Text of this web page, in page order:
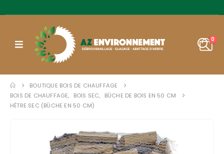
0
BOUTIQUE BOIS DE CHAUFFAGE
BOIS DE CHAUFFAGE, BOIS SEC,
BÛCHE DE BOIS EN 50 CM
HÊTRE SEC (BÛCHE EN 50 CM)